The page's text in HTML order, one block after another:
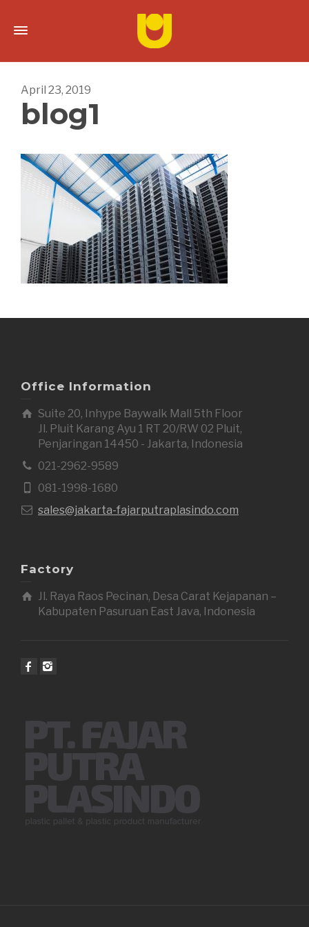
April 23, 2019
blog1
Office Information
Suite 20, Inhype Baywalk Mall 5th Floor
Jl. Pluit Karang Ayu 1 RT 20/RW 02 Pluit,
Penjaringan 14450 - Jakarta, Indonesia
021-2962-9589
081-1998-1680
sales@jakarta-fajarputraplasindo.com
Factory
Jl. Raya Raos Pecinan, Desa Carat Kejapanan –
Kabupaten Pasuruan East Java, Indonesia